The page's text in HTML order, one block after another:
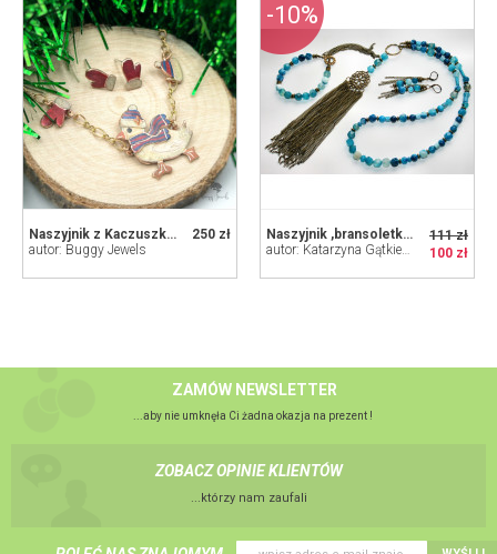
250 zł
Naszyjnik z Kaczuszką Oraz Kolczyki Rękawiczki
autor: Buggy Jewels
111 zł
100 zł
Naszyjnik ,bransoletkai kolczyki -komplet
autor: Katarzyna Gątkiewicz
-10%
ZAMÓW NEWSLETTER
...aby nie umknęła Ci żadna okazja na prezent !
ZOBACZ OPINIE KLIENTÓW
...którzy nam zaufali